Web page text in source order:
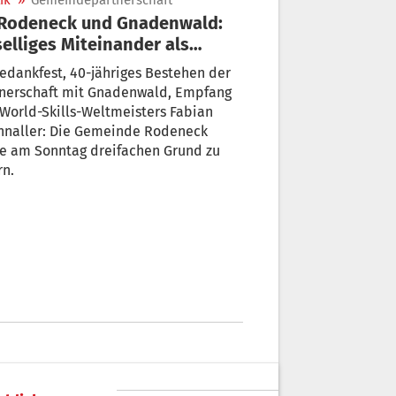
Miteinander als
der Partnerschaft
40-jähriges Bestehen der
mit Gnadenwald, Empfang
Skills-Weltmeisters Fabian
Die Gemeinde Rodeneck
am Sonntag dreifachen Grund zu